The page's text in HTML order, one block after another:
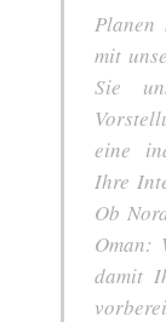
Planen
mit
Sie
eine
Ihre
Ob
Oman:
damit